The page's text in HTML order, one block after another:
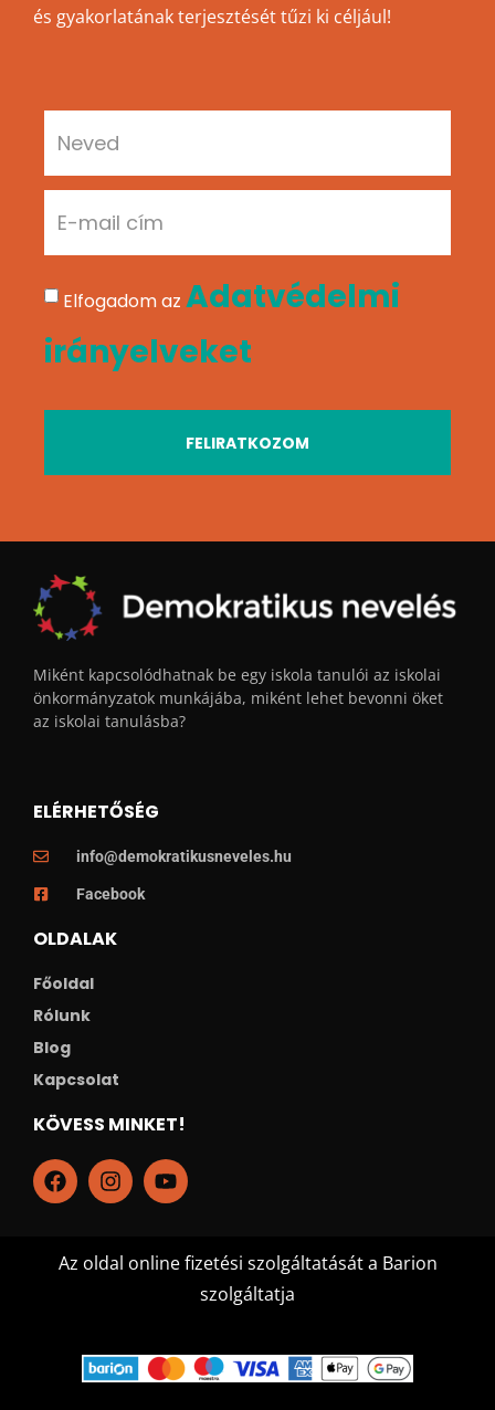
és gyakorlatának terjesztését tűzi ki céljául!
Elfogadom az Adatvédelmi
irányelveket
FELIRATKOZOM
Miként kapcsolódhatnak be egy iskola tanulói az iskolai
önkormányzatok munkájába, miként lehet bevonni öket
az iskolai tanulásba?
ELÉRHETŐSÉG
info@demokratikusneveles.hu
Facebook
OLDALAK
Főoldal
Rólunk
Blog
Kapcsolat
KÖVESS MINKET!
Az oldal online fizetési szolgáltatását a Barion
szolgáltatja